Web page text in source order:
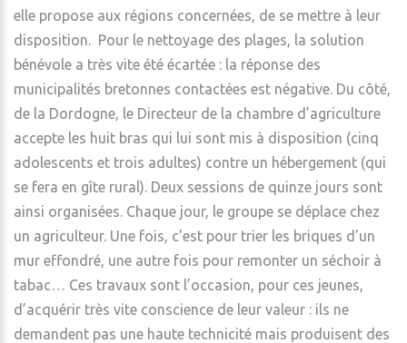
elle propose aux régions concernées, de se mettre à leur
disposition. Pour le nettoyage des plages, la solution
bénévole a très vite été écartée : la réponse des
municipalités bretonnes contactées est négative. Du côté,
de la Dordogne, le Directeur de la chambre d’agriculture
accepte les huit bras qui lui sont mis à disposition (cinq
adolescents et trois adultes) contre un hébergement (qui
se fera en gîte rural). Deux sessions de quinze jours sont
ainsi organisées. Chaque jour, le groupe se déplace chez
un agriculteur. Une fois, c’est pour trier les briques d’un
mur effondré, une autre fois pour remonter un séchoir à
tabac… Ces travaux sont l’occasion, pour ces jeunes,
d’acquérir très vite conscience de leur valeur : ils ne
demandent pas une haute technicité mais produisent des